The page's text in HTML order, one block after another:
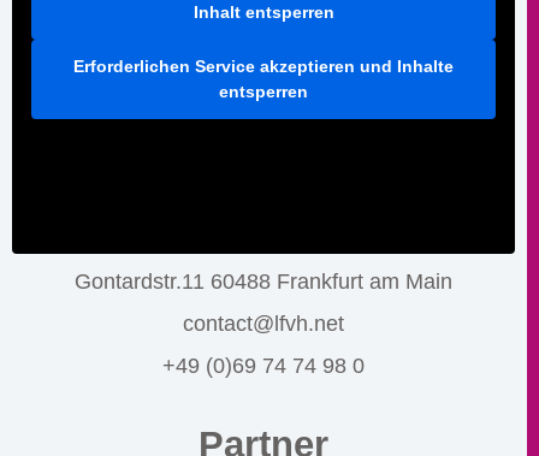
Inhalt entsperren
Erforderlichen Service akzeptieren und Inhalte
entsperren
Gontardstr.11 60488 Frankfurt am Main
contact@lfvh.net
+49 (0)69 74 74 98 0
Partner